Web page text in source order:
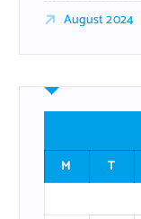
August 2024
M
T